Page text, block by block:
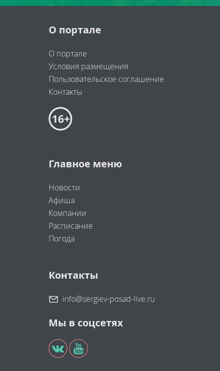
О портале
О портале
Условия размещения
Пользовательское соглашение
Контакты
Главное меню
Новости
Афиша
Компании
Расписание
Погода
Контакты
info@sergiev-posad-live.ru
Мы в соцсетях